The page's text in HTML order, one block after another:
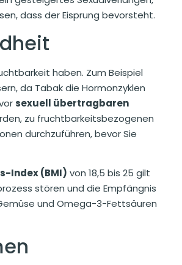
dass der Eisprung bevorsteht.
haben. Zum Beispiel
da Tabak die Hormonzyklen
sexuell übertragbaren
zu fruchtbarkeitsbezogenen
durchzuführen, bevor Sie
Index (BMI) von 18,5 bis 25 gilt
stören und die Empfängnis
und Omega-3-Fettsäuren